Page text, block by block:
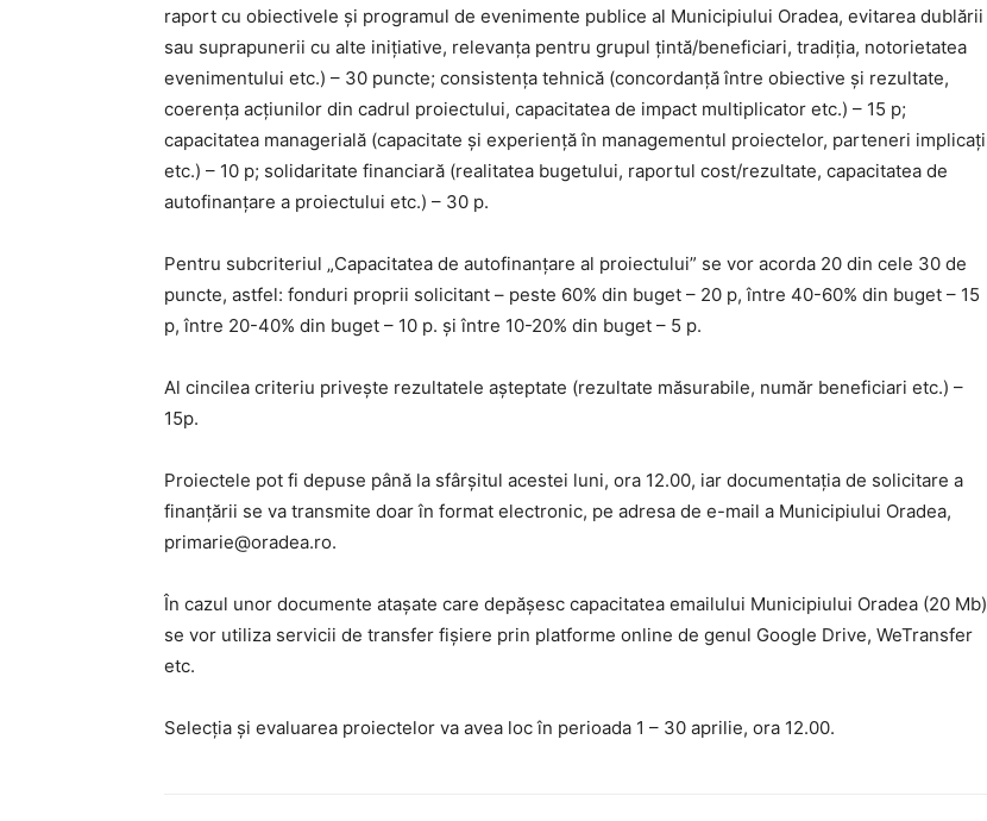
raport cu obiectivele și programul de evenimente publice al Municipiului Oradea, evitarea dublării
sau suprapunerii cu alte inițiative, relevanța pentru grupul țintă/beneficiari, tradiția, notorietatea
evenimentului etc.) – 30 puncte; consistența tehnică (concordanță între obiective și rezultate,
coerența acțiunilor din cadrul proiectului, capacitatea de impact multiplicator etc.) – 15 p;
capacitatea managerială (capacitate și experiență în managementul proiectelor, parteneri implicați
etc.) – 10 p; solidaritate financiară (realitatea bugetului, raportul cost/rezultate, capacitatea de
autofinanțare a proiectului etc.) – 30 p.
Pentru subcriteriul „Capacitatea de autofinanțare al proiectului” se vor acorda 20 din cele 30 de
puncte, astfel: fonduri proprii solicitant – peste 60% din buget – 20 p, între 40-60% din buget – 15
p, între 20-40% din buget – 10 p. și între 10-20% din buget – 5 p.
Al cincilea criteriu privește rezultatele așteptate (rezultate măsurabile, număr beneficiari etc.) –
15p.
Proiectele pot fi depuse până la sfârșitul acestei luni, ora 12.00, iar documentația de solicitare a
finanțării se va transmite doar în format electronic, pe adresa de e-mail a Municipiului Oradea,
primarie@oradea.ro.
În cazul unor documente atașate care depășesc capacitatea emailului Municipiului Oradea (20 Mb)
se vor utiliza servicii de transfer fișiere prin platforme online de genul Google Drive, WeTransfer
etc.
Selecția și evaluarea proiectelor va avea loc în perioada 1 – 30 aprilie, ora 12.00.